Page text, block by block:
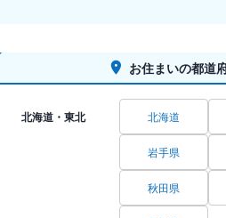
お住まいの都道
北海道・東北 北海道
岩手県
秋田県